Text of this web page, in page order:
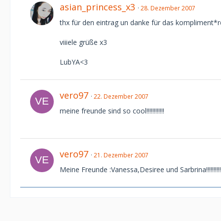
asian_princess_x3 28. Dezember 2007
thx für den eintrag un danke für das
viiiele grüße x3
LubYA<3
vero97 22. Dezember 2007
meine freunde sind so cool!!!!!!!!!!!!
vero97 21. Dezember 2007
Meine Freunde :Vanessa,Desiree und